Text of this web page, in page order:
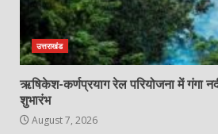
उत्तराखंड
ऋषिकेश-कर्णप्रयाग रेल परियोजना में गंगा
शुभारंभ
August 7, 2026